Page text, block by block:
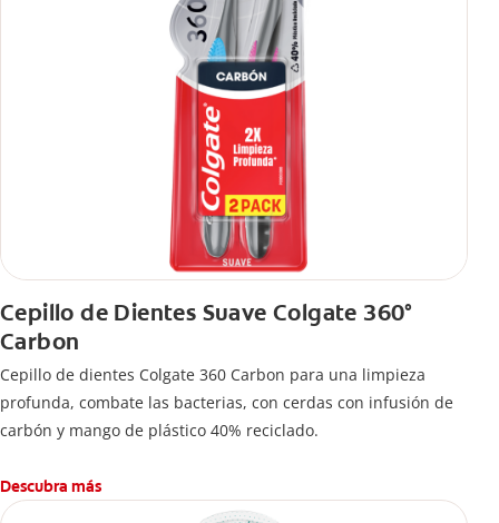
Cepillo de Dientes Suave Colgate 360°
Carbon
Cepillo de dientes Colgate 360 ​​Carbon para una limpieza
profunda, combate las bacterias, con cerdas con infusión de
carbón y mango de plástico 40% reciclado.
Descubra más